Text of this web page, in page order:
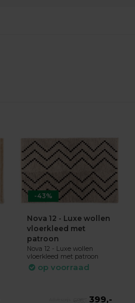
-43%
Nova 12 - Luxe wollen
vloerkleed met
patroon
Nova 12 - Luxe wollen
vloerkleed met patroon
op voorraad
399,-